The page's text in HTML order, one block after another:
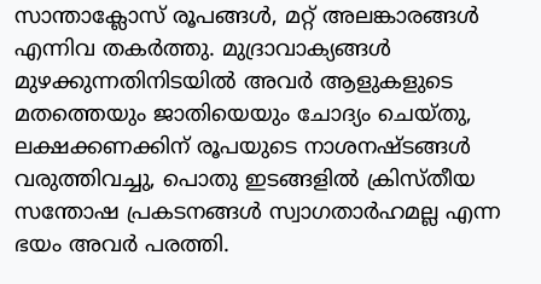
സാന്താക്ലോസ് രൂപങ്ങള്‍, മറ്റ് അലങ്കാരങ്ങള്‍
എന്നിവ തകര്‍ത്തു. മുദ്രാവാക്യങ്ങള്‍
മുഴക്കുന്നതിനിടയില്‍ അവര്‍ ആളുകളുടെ
മതത്തെയും ജാതിയെയും ചോദ്യം ചെയ്തു,
ലക്ഷക്കണക്കിന് രൂപയുടെ നാശനഷ്ടങ്ങള്‍
വരുത്തിവച്ചു, പൊതു ഇടങ്ങളില്‍ ക്രിസ്തീയ
സന്തോഷ പ്രകടനങ്ങള്‍ സ്വാഗതാര്‍ഹമല്ല എന്ന
ഭയം അവര്‍ പരത്തി.